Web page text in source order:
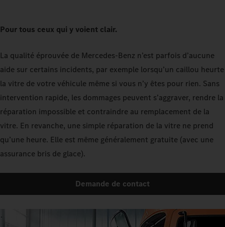
Pour tous ceux qui y voient clair.
La qualité éprouvée de Mercedes-Benz n’est parfois d’aucune
aide sur certains incidents, par exemple lorsqu’un caillou heurte
la vitre de votre véhicule même si vous n’y êtes pour rien. Sans
intervention rapide, les dommages peuvent s’aggraver, rendre la
réparation impossible et contraindre au remplacement de la
vitre. En revanche, une simple réparation de la vitre ne prend
qu’une heure. Elle est même généralement gratuite (avec une
assurance bris de glace).
Demande de contact